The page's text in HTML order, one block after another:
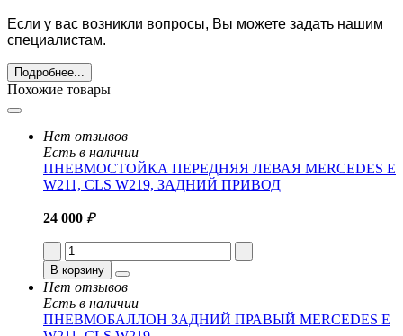
Если у вас возникли вопросы, Вы можете задать нашим
специалистам.
Подробнее...
Похожие товары
Нет отзывов
Есть в наличии
ПНЕВМОСТОЙКА ПЕРЕДНЯЯ ЛЕВАЯ MERCEDES E
W211, CLS W219, ЗАДНИЙ ПРИВОД
24 000 ₽
В корзину
Нет отзывов
Есть в наличии
ПНЕВМОБАЛЛОН ЗАДНИЙ ПРАВЫЙ MERCEDES E